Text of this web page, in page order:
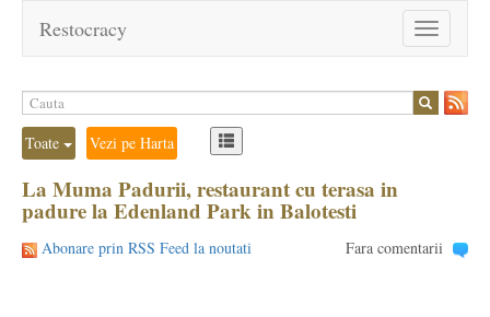
Toggle
navigation
Restocracy
Toate Vezi pe Harta
La Muma Padurii, restaurant cu terasa in
padure la Edenland Park in Balotesti
Abonare prin RSS Feed la noutati Fara comentarii